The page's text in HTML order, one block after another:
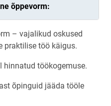
õppevorm:
– vajalikud oskused
praktilise töö käigus.
hinnatud töökogemuse.
õpinguid jääda tööle